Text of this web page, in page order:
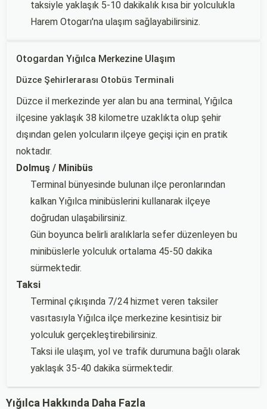
taksiyle yaklaşık 5-10 dakikalık kısa bir yolculukla
Harem Otogarı'na ulaşım sağlayabilirsiniz.
Otogardan Yığılca Merkezine Ulaşım
Düzce Şehirlerarası Otobüs Terminali
Düzce il merkezinde yer alan bu ana terminal, Yığılca
ilçesine yaklaşık 38 kilometre uzaklıkta olup şehir
dışından gelen yolcuların ilçeye geçişi için en pratik
noktadır.
Dolmuş / Minibüs
Terminal bünyesinde bulunan ilçe peronlarından
kalkan Yığılca minibüslerini kullanarak ilçeye
doğrudan ulaşabilirsiniz.
Gün boyunca belirli aralıklarla sefer düzenleyen bu
minibüslerle yolculuk ortalama 45-50 dakika
sürmektedir.
Taksi
Terminal çıkışında 7/24 hizmet veren taksiler
vasıtasıyla Yığılca ilçe merkezine kesintisiz bir
yolculuk gerçekleştirebilirsiniz.
Taksi ile ulaşım, yol ve trafik durumuna bağlı olarak
yaklaşık 35-40 dakika sürmektedir.
Yığılca Hakkında Daha Fazla